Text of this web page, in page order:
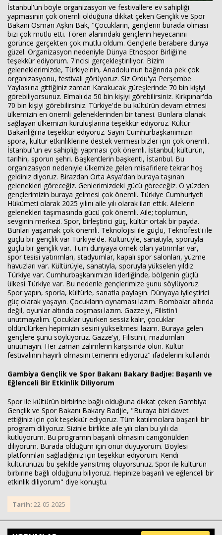
İstanbul'un böyle organizasyon ve festivallere ev sahipliği
yapmasının çok önemli olduğuna dikkat çeken Gençlik ve Spor
Bakanı Osman Aşkın Bak, "Çocukların, gençlerin burada olması
bizi çok mutlu etti. Tören alanındaki gençlerin heyecanını
görünce gerçekten çok mutlu oldum. Gençlerle berabere dünya
güzel. Organizasyon nedeniyle Dünya Etnospor Birliği'ne
teşekkür ediyorum. 7'ncisi gerçekleştiriliyor. Bizim
geleneklerimizde, Türkiye'nin, Anadolu'nun bağrında pek çok
organizasyonu, festivali görüyoruz. Siz Ordu'ya Perşembe
Yaylası'na gittiğiniz zaman Karakucak güreşlerinde 70 bin kişiyi
görebiliyorsunuz. Elmalı'da 50 bin kişiyi görebilirsiniz. Kırkpınar'da
70 bin kişiyi görebilirsiniz. Türkiye'de bu kültürün devam etmesi
ülkemizin en önemli geleneklerinden bir tanesi. Bunlara olanak
sağlayan ülkemizin kuruluşlarına teşekkür ediyoruz. Kültür
Bakanlığı'na teşekkür ediyoruz. Sayın Cumhurbaşkanımızın
spora, kültür etkinliklerine destek vermesi bizler için çok önemli.
İstanbul'un ev sahipliği yapması çok önemli. İstanbul; kültürün,
tarihin, sporun şehri. Başkentlerin başkenti, İstanbul. Bu
organizasyon nedeniyle ülkemize gelen misafirlere tekrar hoş
geldiniz diyoruz. Birazdan Orta Asya'dan buraya taşınan
gelenekleri göreceğiz. Genlerimizdeki gücü göreceğiz. O yüzden
gençlerimizin buraya gelmesi çok önemli. Türkiye Cumhuriyeti
Hükümeti olarak 2025 yılını aile yılı olarak ilan ettik. Ailelerin
gelenekleri taşımasında gücü çok önemli. Aile; toplumun,
sevginin merkezi. Spor, birleştirici güç, kültür ortak bir payda.
Bunları yaşamak çok önemli. Teknolojisi ile güçlü, Teknofest'i ile
güçlü bir gençlik var Türkiye'de. Kültürüyle, sanatıyla, sporuyla
güçlü bir gençlik var. Tüm dünyaya örnek olan yatırımlar var,
spor tesisi yatırımları, stadyumlar, kapalı spor salonları, yüzme
havuzları var. Kültürüyle, sanatıyla, sporuyla yükselen yıldız
Türkiye var. Cumhurbaşkanımızın liderliğinde, bölgenin güçlü
ülkesi Türkiye var. Bu nedenle gençlerimize şunu söylüyoruz.
Spor yapın, sporla, kültürle, sanatla paylaşın. Dünyaya iyileştirici
güç olarak yaşayın. Çocukların oynaması lazım. Bombalar altında
değil, oyunlar altında coşması lazım. Gazze'yi, Filistin'i
unutmayalım. Çocuklar uyurken sessiz kalır, çocuklar
öldürülürken hepimizin sesini yükseltmesi lazım. Buraya gelen
gençlere şunu söylüyoruz. Gazze'yi, Filistin'i, mazlumları
unutmayın. Her zaman zalimlerin karşısında olun. Kültür
festivalinin hayırlı olmasını temenni ediyoruz" ifadelerini kullandı.
Gambiya Gençlik ve Spor Bakanı Bakary Badjıe: Başarılı ve
Eğlenceli Bir Etkinlik Diliyorum
Spor ile kültürün birbirine bağlı olduğuna dikkat çeken Gambiya
Gençlik ve Spor Bakanı Bakary Badjie, "Buraya bizi davet
ettiğiniz için çok teşekkür ediyoruz. Tüm katılımcılara başarılı bir
program diliyoruz. Sizinle birlikte aile yılı olan bu yılı da
kutluyorum. Bu programın başarılı olmasını canıgönülden
diliyorum. Burada olduğum için onur duyuyorum. Böylesi
platformları sağladığınız için teşekkür ediyorum. Kendi
kültürünüzü bu şekilde yansıtmış oluyorsunuz. Spor ile kültürün
birbirine bağlı olduğunu biliyoruz. Hepinize başarılı ve eğlenceli bir
etkinlik diliyorum" diye konuştu.
Tarih: 22-05-2025